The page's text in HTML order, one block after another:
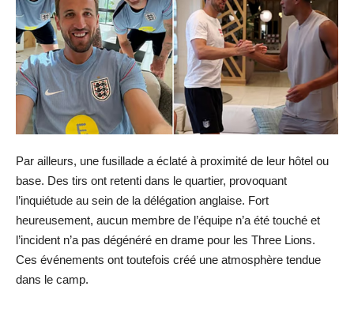
Par ailleurs, une fusillade a éclaté à proximité de leur hôtel ou
base. Des tirs ont retenti dans le quartier, provoquant
l’inquiétude au sein de la délégation anglaise. Fort
heureusement, aucun membre de l’équipe n’a été touché et
l’incident n’a pas dégénéré en drame pour les Three Lions.
Ces événements ont toutefois créé une atmosphère tendue
dans le camp.